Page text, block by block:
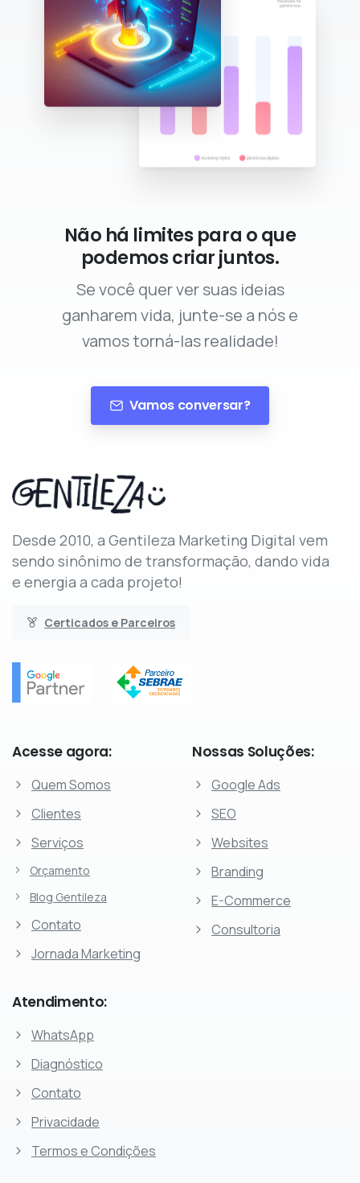
Não há limites para o que
podemos criar juntos.
Se você quer ver suas ideias
ganharem vida, junte-se a nós e
vamos torná-las realidade!
Vamos conversar?
Desde 2010, a Gentileza Marketing Digital vem
sendo sinônimo de transformação, dando vida
e energia a cada projeto!
Certicados e Parceiros
Acesse agora:
Quem Somos
Clientes
Serviços
Orçamento
Blog Gentileza
Contato
Jornada Marketing
Nossas Soluções:
Google Ads
SEO
Websites
Branding
E-Commerce
Consultoria
Atendimento:
WhatsApp
Diagnóstico
Contato
Privacidade
Termos e Condições